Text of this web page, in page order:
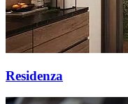
Residenza